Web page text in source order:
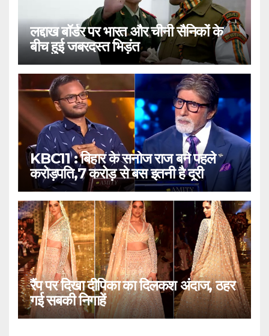
लद्दाख बॉर्डर पर भारत और चीनी सैनिकों के
बीच हुई जबरदस्त भिड़ंत
KBC11 : बिहार के सनोज राज बने पहले
करोड़पति,7 करोड़ से बस इतनी है दूरी
रैंप पर दिखा दीपिका का दिलकश अंदाज, ठहर
गई सबकी निगाहें